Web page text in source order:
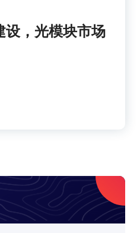
设，光模块市场